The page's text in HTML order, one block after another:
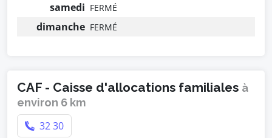
samedi FERMÉ
dimanche FERMÉ
CAF - Caisse d'allocations familiales à
environ 6 km
32 30